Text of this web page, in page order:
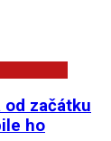
začátku
ho